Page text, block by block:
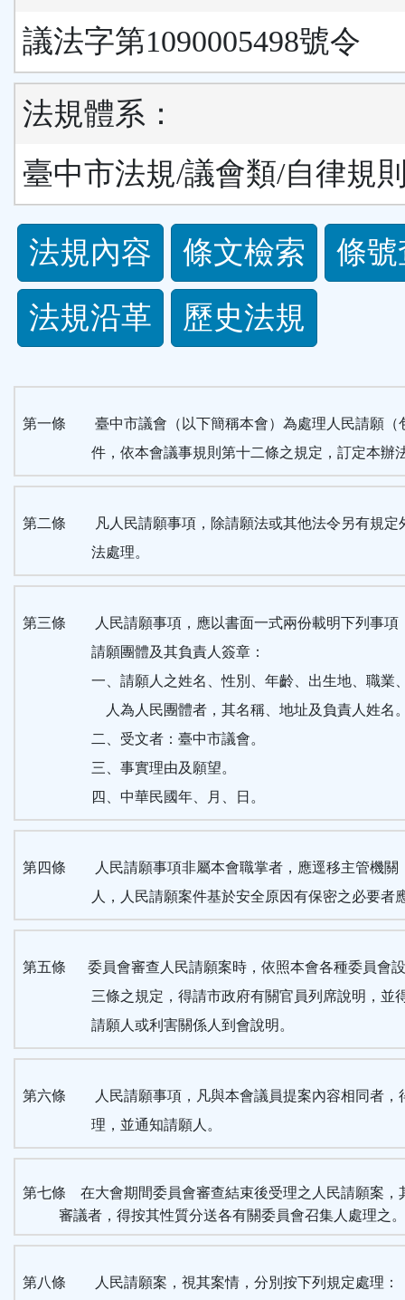
議法字第1090005498號令
法規體系：
臺中市法規/議會類/自律規
法
規
功
能
按
鈕
區
法規內容 條文檢索
條
法規沿革
歷史法規
第一條 臺中市議會（以下簡稱本會）為處理人民請願（
件，依本會議事規則第十二條之規定，訂定本辦
第二條 凡人民請願事項，除請願法或其他法令另有規定
法處理。
第三條 人民請願事項，應以書面一式兩份載明下列事項
請願團體及其負責人簽章：
一、請願人之姓名、性別、年齡、出生地、職業
人為人民團體者，其名稱、地址及負責人姓名
二、受文者：臺中市議會。
三、事實理由及願望。
四、中華民國年、月、日。
第四條 人民請願事項非屬本會職掌者，應逕移主管機關
人，人民請願案件基於安全原因有保密之必要者
第五條 委員會審查人民請願案時，依照本會各種委員會
三條之規定，得請市政府有關官員列席說明，並
請願人或利害關係人到會說明。
第六條 人民請願事項，凡與本會議員提案內容相同者，
理，並通知請願人。
第七條 在大會期間委員會審查結束後受理之人民請願案，
審議者，得按其性質分送各有關委員會召集人處理之。
第八條 人民請願案，視其案情，分別按下列規定處理：